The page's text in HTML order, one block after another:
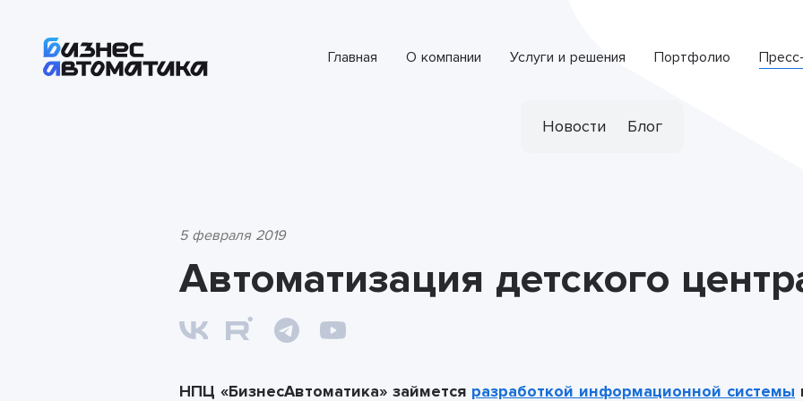
Главная О компании Услуги и решения Портфолио
Новости Блог
5 февраля 2019
Автоматизация детского
НПЦ «БизнесАвтоматика» займется разработкой информационной системы